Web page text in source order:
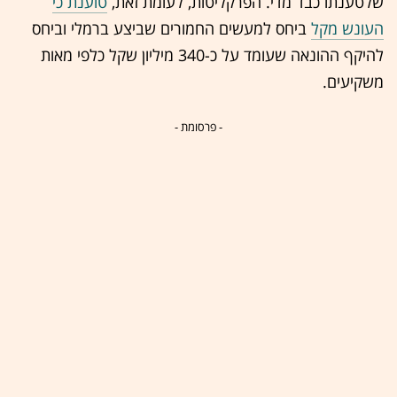
העונש מקל ביחס למעשים החמורים שביצע ברמלי וביחס
להיקף ההונאה שעומד על כ-340 מיליון שקל כלפי מאות
משקיעים.
- פרסומת -